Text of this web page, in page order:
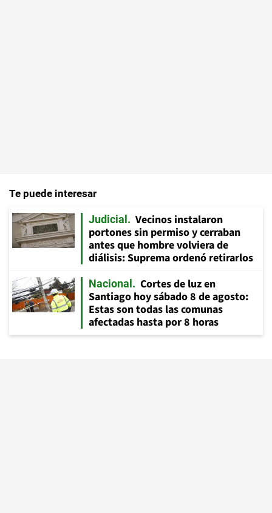
Te puede interesar
Judicial
Vecinos instalaron
portones sin permiso y cerraban
antes que hombre volviera de
diálisis: Suprema ordenó retirarlos
Nacional
Cortes de luz en
Santiago hoy sábado 8 de agosto:
Estas son todas las comunas
afectadas hasta por 8 horas